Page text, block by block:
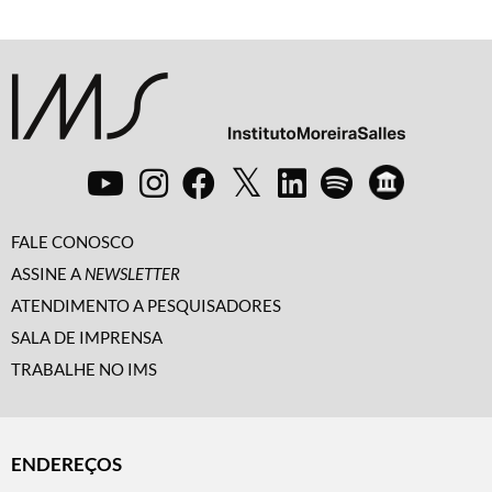
FALE CONOSCO
ASSINE A NEWSLETTER
ATENDIMENTO A PESQUISADORES
SALA DE IMPRENSA
TRABALHE NO IMS
ENDEREÇOS